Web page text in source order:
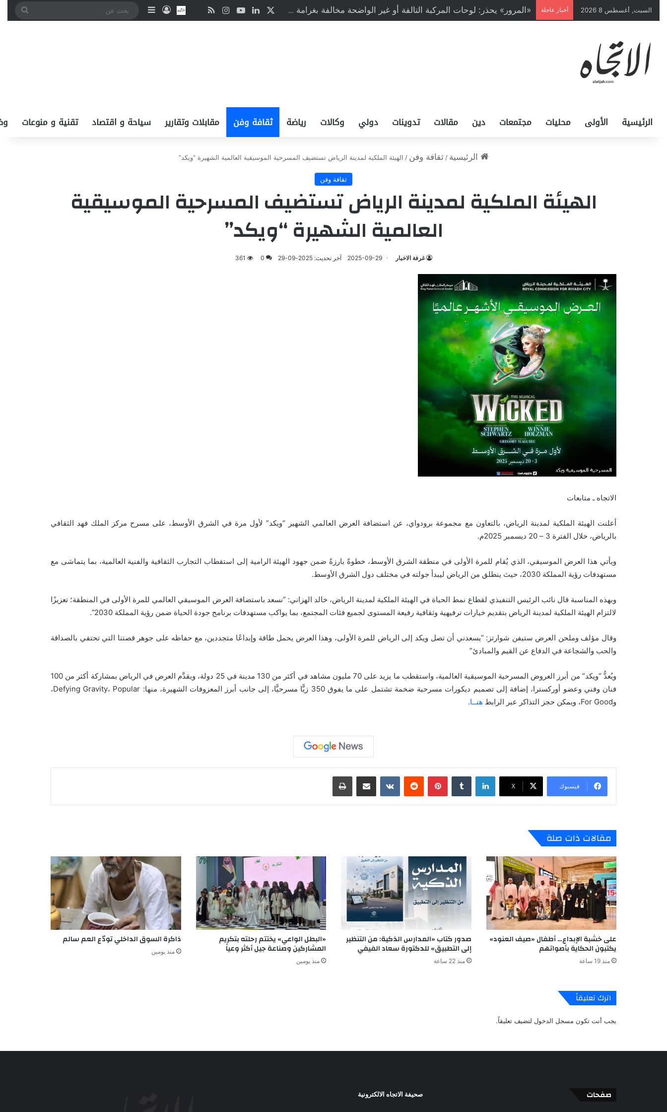
السبت, أغسطس 8 2026 أخبار عاجلة «المرور» يحذر: لوحات المركبة التالفة أو غير الواضحة مخالفة بغرامة تبلغ 2000 ريال لينكدإن‫YouTubeانستقرامملخص الموقع RSS
نبض اتصل بــنـاتسجيل الدخول
إضافة عمود جانبي
الرئيسية الأولى محليات مجتمعات دين مقالات تدوينات دولي وكالات رياضة ثقافة وفن مقابلات وتقارير سياحة و اقتصاد تقنية و منوعات
الرئيسية / ثقافة وفن / الهيئة الملكية لمدينة الرياض تستضيف المسرحية الموسيقية العالمية الشهيرة “ويكد”
ثقافة وفن
الهيئة الملكية لمدينة الرياض تستضيف المسرحية الموسيقية
العالمية الشهيرة “ويكد”
غرفة الاخبار 2025-09-29 آخر تحديث: 2025-09-29 0
361
الاتجاه ـ متابعات
أعلنت الهيئة الملكية لمدينة الرياض، بالتعاون مع مجموعة برودواي، عن استضافة العرض العالمي الشهير “ويكد” لأول مرة في الشرق الأوسط، على مسرح مركز الملك فهد الثقافي
بالرياض، خلال الفترة 3 – 20 ديسمبر 2025م.
ويأتي هذا العرض الموسيقي، الذي يُقام للمرة الأولى في منطقة الشرق الأوسط، خطوةً بارزةً ضمن جهود الهيئة الرامية إلى استقطاب التجارب الثقافية والفنية العالمية، بما يتماشى مع
مستهدفات رؤية المملكة 2030، حيث ينطلق من الرياض ليبدأ جولته في مختلف دول الشرق الأوسط.
وبهذه المناسبة قال نائب الرئيس التنفيذي لقطاع نمط الحياة في الهيئة الملكية لمدينة الرياض، خالد الهزاني: “نسعد باستضافة العرض الموسيقي العالمي للمرة الأولى في المنطقة؛ تعزيزًا
لالتزام الهيئة الملكية لمدينة الرياض بتقديم خيارات ترفيهية وثقافية رفيعة المستوى لجميع فئات المجتمع، بما يواكب مستهدفات برنامج جودة الحياة ضمن رؤية المملكة 2030”.
وقال مؤلف وملحن العرض ستيفن شوارتز: “يسعدني أن تصل ويكد إلى الرياض للمرة الأولى، وهذا العرض يحمل طاقة وإبداعًا متجددين، مع حفاظه على جوهر قصتنا التي تحتفي بالصداقة
والحب والشجاعة في الدفاع عن القيم والمبادئ”
ويُعدُّ “ويكد” من أبرز العروض المسرحية الموسيقية العالمية، واستقطب ما يزيد على 70 مليون مشاهد في أكثر من 130 مدينة في 25 دولة، ويقدَّم العرض في الرياض بمشاركة أكثر من 100
فنان وفني وعضو أوركسترا، إضافة إلى تصميم ديكورات مسرحية ضخمة تشتمل على ما يفوق 350 زيًّا مسرحيًّا، إلى جانب أبرز المعزوفات الشهيرة، منها: Defying Gravity، Popular،
وFor Good، ويمكن حجز التذاكر عبر الرابط
هنــا.
فيسبوك ‫X
لينكدإن بينتيريست
مقالات ذات صلة
على خشبة الإبداع… أطفال «صيف العنود»
يكتبون الحكاية بأصواتهم
منذ 19 ساعة
صدور كتاب «المدارس الذكية: من التنظير
إلى التطبيق» للدكتورة سعاد الفيفي
منذ 22 ساعة
«البطل الواعي» يختتم رحلته بتكريم
المشاركين وصناعة جيل أكثر وعياً
منذ يومين
ذاكرة السوق الداخلي تودّع العم سالم
منذ يومين
اترك تعليقاً
يجب أنت تكون مسجل الدخول لتضيف تعليقاً.
صفحات صحيفة الاتجاه الالكترونية